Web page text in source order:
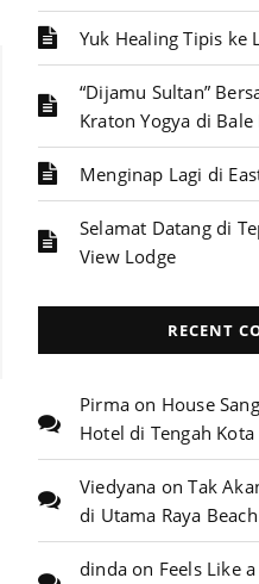
Yuk Healing Tipis ke
“Dijamu Sultan”
Kraton Yogya di Bale
Menginap Lagi di
Selamat Datang di
View Lodge
RECENT
Pirma on House
Hotel di Tengah
Viedyana onTak
di Utama Raya
dinda on Feels Like